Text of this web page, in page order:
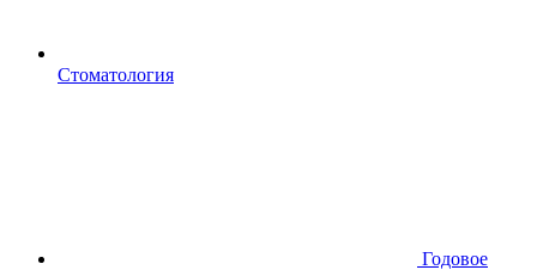
Стоматология
Годовое